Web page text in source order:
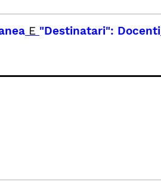
E "Destinatari": Docenti